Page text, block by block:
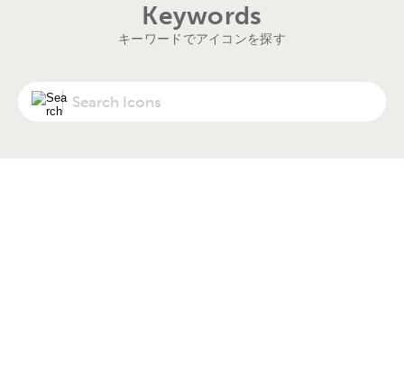
Keywords
キーワードでアイコンを探す